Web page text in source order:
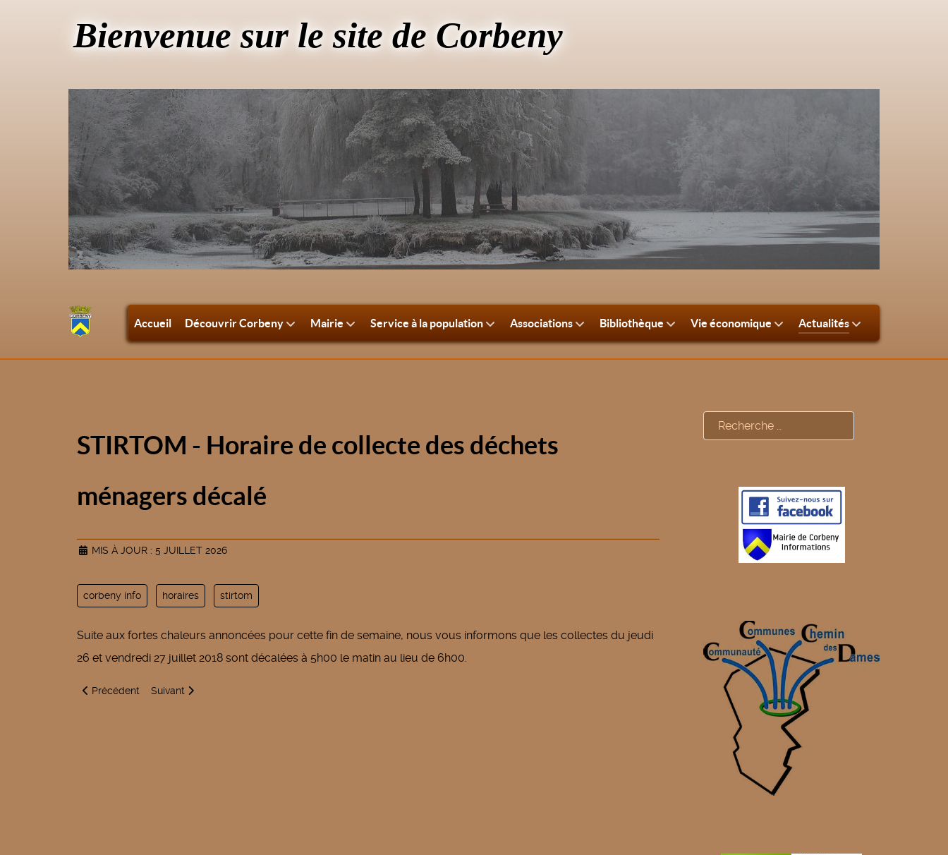
Bienvenue sur le site de Corbeny
Accueil Découvrir Corbeny Mairie Service à la population Associations Bibliothèque Vie économique Actualités
STIRTOM - Horaire de collecte des déchets
ménagers décalé
MIS À JOUR : 5 JUILLET 2026
corbeny info horaires stirtom
Suite aux fortes chaleurs annoncées pour cette fin de semaine, nous vous informons que les collectes du jeudi
26 et vendredi 27 juillet 2018 sont décalées à 5h00 le matin au lieu de 6h00.
Article précédent : Prévention des vols à la roulotte
Précédent Article suivant : Décès du Docteur Carlos Jeudy
Suivant
Rechercher